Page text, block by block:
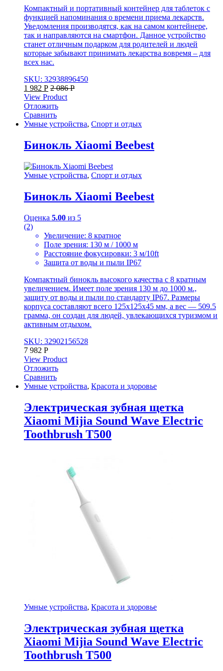
Компактный и портативный контейнер для таблеток с
функцией напоминания о времени приема лекарств.
Уведомления производятся, как на самом контейнере,
так и направляются на смартфон. Данное устройство
станет отличным подарком для родителей и людей
которые забывают принимать лекарства вовремя – для
всех нас.
SKU: 32938896450
1 982 Р 2 086Р
View Product
Отложить
Сравнить
Умные устройства, Спорт и отдых
Бинокль Xiaomi Beebest
Умные устройства, Спорт и отдых
Бинокль Xiaomi Beebest
Оценка 5.00 из 5
(2)
Увеличение: 8 кратное
Поле зрения: 130 м / 1000 м
Расстояние фокусировки: 3 м/10ft
Защита от воды и пыли IP67
Компактный бинокль высокого качества с 8 кратным
увеличением. Имеет поле зрения 130 м до 1000 м.,
защиту от воды и пыли по стандарту IP67. Размеры
корпуса составляют всего 125x125x45 мм, а вес — 509.5
грамма, он создан для людей, увлекающихся туризмом и
активным отдыхом.
SKU: 32902156528
7 982 Р
View Product
Отложить
Сравнить
Умные устройства, Красота и здоровье
Электрическая зубная щетка
Xiaomi Mijia Sound Wave Electric
Toothbrush T500
Умные устройства, Красота и здоровье
Электрическая зубная щетка
Xiaomi Mijia Sound Wave Electric
Toothbrush T500